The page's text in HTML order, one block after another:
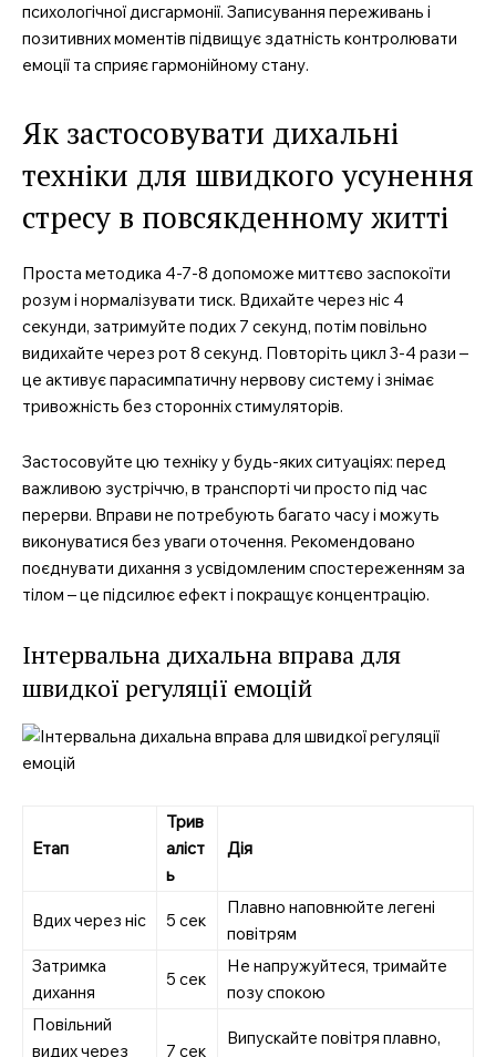
психологічної дисгармонії. Записування переживань і
позитивних моментів підвищує здатність контролювати
емоції та сприяє гармонійному стану.
Як застосовувати дихальні
техніки для швидкого усунення
стресу в повсякденному житті
Проста методика 4-7-8 допоможе миттєво заспокоїти
розум і нормалізувати тиск. Вдихайте через ніс 4
секунди, затримуйте подих 7 секунд, потім повільно
видихайте через рот 8 секунд. Повторіть цикл 3-4 рази –
це активує парасимпатичну нервову систему і знімає
тривожність без сторонніх стимуляторів.
Застосовуйте цю техніку у будь-яких ситуаціях: перед
важливою зустріччю, в транспорті чи просто під час
перерви. Вправи не потребують багато часу і можуть
виконуватися без уваги оточення. Рекомендовано
поєднувати дихання з усвідомленим спостереженням за
тілом – це підсилює ефект і покращує концентрацію.
Інтервальна дихальна вправа для
швидкої регуляції емоцій
Етап
Трив
аліст
ь
Дія
Вдих через ніс 5 сек
Плавно наповнюйте легені
повітрям
Затримка
дихання
5 сек
Не напружуйтеся, тримайте
позу спокою
Повільний
видих через
7 сек
Випускайте повітря плавно,